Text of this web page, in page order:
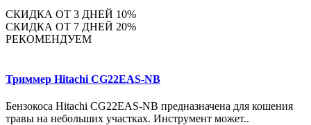
СКИДКА ОТ 3 ДНЕЙ 10%
СКИДКА ОТ 7 ДНЕЙ 20%
РЕКОМЕНДУЕМ
Триммер Hitachi CG22EAS-NB
Бензокоса Hitachi CG22EAS-NB предназначена для кошения
травы на небольших участках. Инструмент может..